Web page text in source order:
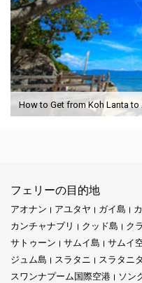
How to Get from Koh Lanta
フェリーの目的地
アオナン アユタヤ ガイ島
カンチャナブリ
クッド島 ク
サトゥーン
サムイ島 サムイ
ジュム島
スラタニ スラタニ
スワンナプーム国際空港
ソン